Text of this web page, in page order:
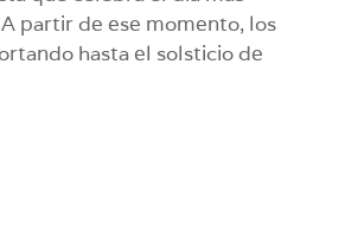
partir de ese momento, los
hasta el solsticio de